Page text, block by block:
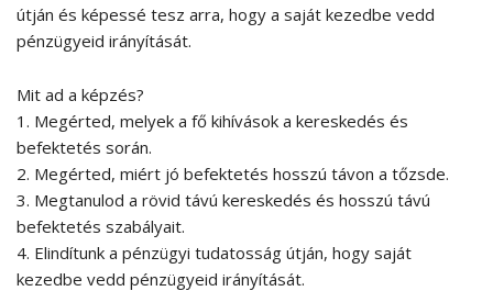
útján és képessé tesz arra, hogy a saját kezedbe vedd
pénzügyeid irányítását.
Mit ad a képzés?
1. Megérted, melyek a fő kihívások a kereskedés és
befektetés során.
2. Megérted, miért jó befektetés hosszú távon a tőzsde.
3. Megtanulod a rövid távú kereskedés és hosszú távú
befektetés szabályait.
4. Elindítunk a pénzügyi tudatosság útján, hogy saját
kezedbe vedd pénzügyeid irányítását.